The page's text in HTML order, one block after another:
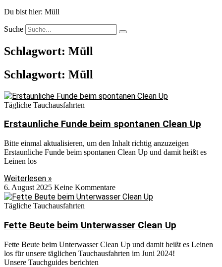
Du bist hier: Müll
Suche
Schlagwort: Müll
Schlagwort: Müll
Tägliche Tauchausfahrten
Erstaunliche Funde beim spontanen Clean Up
Bitte einmal aktualisieren, um den Inhalt richtig anzuzeigen
Erstaunliche Funde beim spontanen Clean Up und damit heißt es
Leinen los
Weiterlesen »
6. August 2025 Keine Kommentare
Tägliche Tauchausfahrten
Fette Beute beim Unterwasser Clean Up
Fette Beute beim Unterwasser Clean Up und damit heißt es Leinen
los für unsere täglichen Tauchausfahrten im Juni 2024!
Unsere Tauchguides berichten